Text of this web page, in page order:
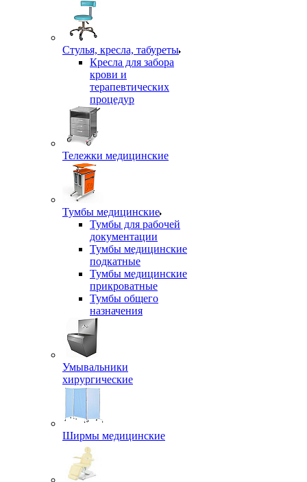
Стулья, кресла, табуреты
Кресла для забора
крови и
терапевтических
процедур
Тележки медицинские
Тумбы медицинские
Тумбы для рабочей
документации
Тумбы медицинские
подкатные
Тумбы медицинские
прикроватные
Тумбы общего
назначения
Умывальники
хирургические
Ширмы медицинские